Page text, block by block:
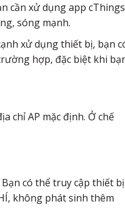
cần xử dụng app cThings
sóng mạnh.
xử dụng thiết bị, bạn
hợp, đặc biệt khi
chỉ AP mặc định. Ở chế
có thể truy cập thiết bị
không phát sinh thêm